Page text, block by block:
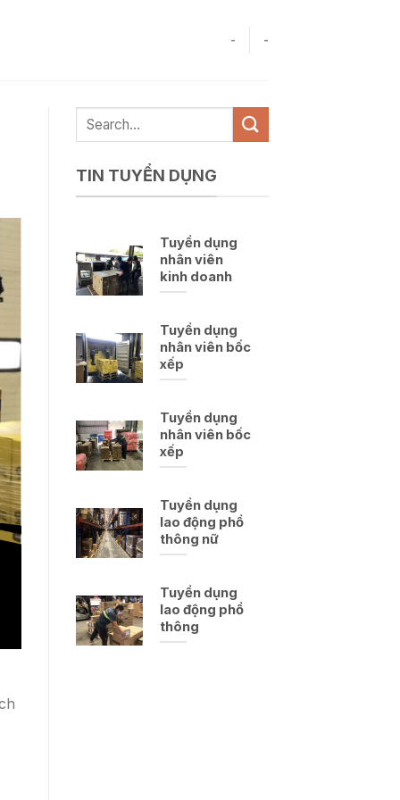
- -
TIN TUYỂN DỤNG
Tuyển dụng
nhân viên
kinh doanh
Tuyển dụng
nhân viên bốc
xếp
Tuyển dụng
nhân viên bốc
xếp
Tuyển dụng
lao động phổ
thông nữ
Tuyển dụng
lao động phổ
thông